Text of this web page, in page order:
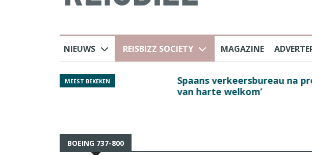
NIEUWS REISBIZZ SOCIETY MAGAZINE
MEEST BEKEKEN
luchthaven
Spaans verkeersbureau na
van harte welkom’
BOEING 737-800